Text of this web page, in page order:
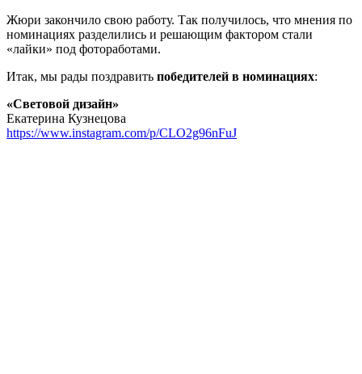
Жюри закончило свою работу. Так получилось, что мнения по
номинациях разделились и решающим фактором стали
«лайки» под фотоработами.
Итак, мы рады поздравить победителей в номинациях:
«Световой дизайн»
Екатерина Кузнецова
https://www.instagram.com/p/CLO2g96nFuJ